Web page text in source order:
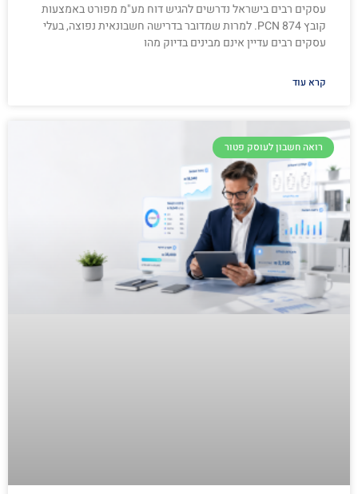
עסקים רבים בישראל נדרשים להגיש דוח מע"מ מפורט באמצעות
קובץ PCN 874. למרות שמדובר בדרישה חשבונאית נפוצה, בעלי
עסקים רבים עדיין אינם מבינים בדיוק מהו
קרא עוד
רואה חשבון לעוסק פטור